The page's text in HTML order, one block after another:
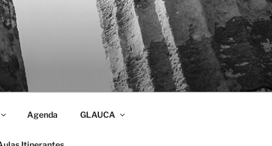
Agenda GLAUCA